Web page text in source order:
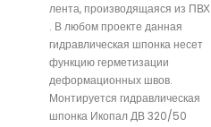
лента, производящаяся из ПВХ
. В любом проекте данная
гидравлическая шпонка несет
функцию герметизации
деформационных швов.
Монтируется гидравлическая
шпонка Икопал ДВ 320/50